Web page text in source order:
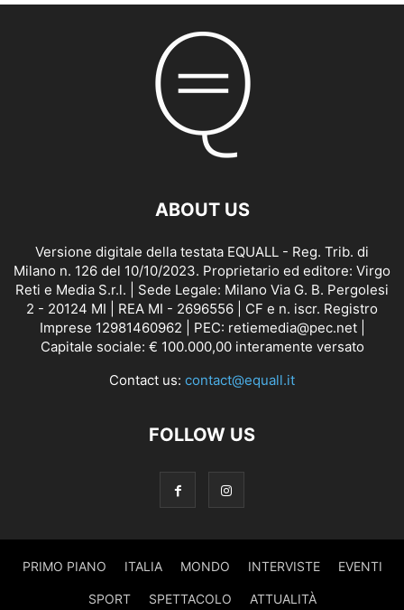
ABOUT US
Versione digitale della testata EQUALL - Reg. Trib. di
Milano n. 126 del 10/10/2023. Proprietario ed editore: Virgo
Reti e Media S.r.l. | Sede Legale: Milano Via G. B. Pergolesi
2 - 20124 MI | REA MI - 2696556 | CF e n. iscr. Registro
Imprese 12981460962 | PEC: retiemedia@pec.net |
Capitale sociale: € 100.000,00 interamente versato
Contact us: contact@equall.it
FOLLOW US
PRIMO PIANO ITALIA MONDO INTERVISTE EVENTI
SPORT SPETTACOLO ATTUALITÀ